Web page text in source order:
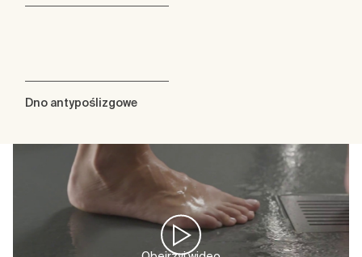
Dno antypoślizgowe